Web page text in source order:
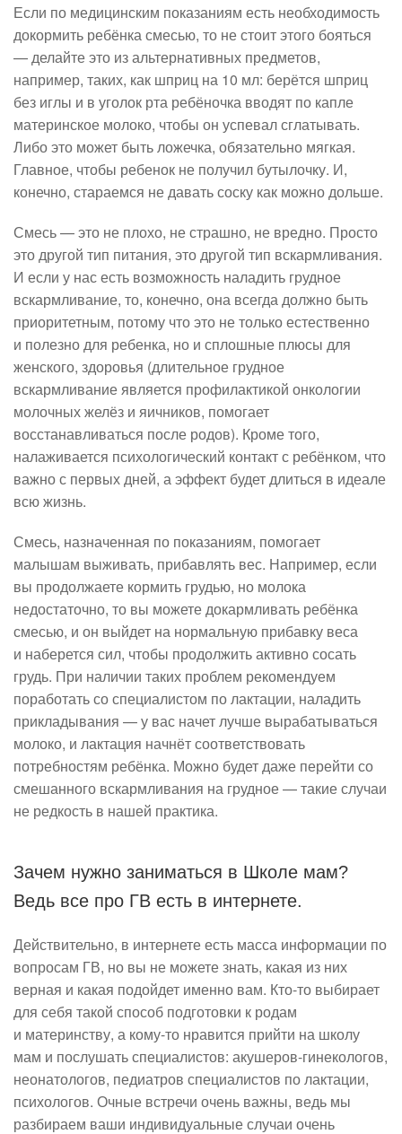
Если по медицинским показаниям есть необходимость
докормить ребёнка смесью, то не стоит этого бояться
— делайте это из альтернативных предметов,
например, таких, как шприц на 10 мл: берётся шприц
без иглы и в уголок рта ребёночка вводят по капле
материнское молоко, чтобы он успевал сглатывать.
Либо это может быть ложечка, обязательно мягкая.
Главное, чтобы ребенок не получил бутылочку. И,
конечно, стараемся не давать соску как можно дольше.
Смесь — это не плохо, не страшно, не вредно. Просто
это другой тип питания, это другой тип вскармливания.
И если у нас есть возможность наладить грудное
вскармливание, то, конечно, она всегда должно быть
приоритетным, потому что это не только естественно
и полезно для ребенка, но и сплошные плюсы для
женского, здоровья (длительное грудное
вскармливание является профилактикой онкологии
молочных желёз и яичников, помогает
восстанавливаться после родов). Кроме того,
налаживается психологический контакт с ребёнком, что
важно с первых дней, а эффект будет длиться в идеале
всю жизнь.
Смесь, назначенная по показаниям, помогает
малышам выживать, прибавлять вес. Например, если
вы продолжаете кормить грудью, но молока
недостаточно, то вы можете докармливать ребёнка
смесью, и он выйдет на нормальную прибавку веса
и наберется сил, чтобы продолжить активно сосать
грудь. При наличии таких проблем рекомендуем
поработать со специалистом по лактации, наладить
прикладывания — у вас начет лучше вырабатываться
молоко, и лактация начнёт соответствовать
потребностям ребёнка. Можно будет даже перейти со
смешанного вскармливания на грудное — такие случаи
не редкость в нашей практика.
Зачем нужно заниматься в Школе мам?
Ведь все про ГВ есть в интернете.
Действительно, в интернете есть масса информации по
вопросам ГВ, но вы не можете знать, какая из них
верная и какая подойдет именно вам. Кто-то выбирает
для себя такой способ подготовки к родам
и материнству, а кому-то нравится прийти на школу
мам и послушать специалистов: акушеров-гинекологов,
неонатологов, педиатров специалистов по лактации,
психологов. Очные встречи очень важны, ведь мы
разбираем ваши индивидуальные случаи очень